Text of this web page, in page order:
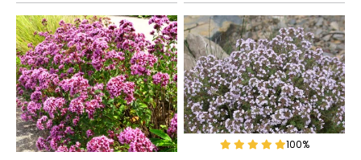
100%